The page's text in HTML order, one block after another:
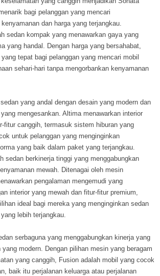
bagi pelanggan yang mencari
dan harga yang terjangkau.
sedan kompak yang menawarkan gaya yang
yang handal. Dengan harga yang bersahabat,
tepat bagi pelanggan yang mencari mobil
sehari-hari tanpa mengorbankan kenyamanan
yang andal dengan desain yang modern dan
mengesankan. Altima menawarkan interior
fitur canggih, termasuk sistem hiburan yang
untuk pelanggan yang menginginkan
yang baik dalam paket yang terjangkau.
sedan berkinerja tinggi yang menggabungkan
mewah. Ditenagai oleh mesin
pengalaman mengemudi yang
interior yang mewah dan fitur-fitur premium,
ideal bagi mereka yang menginginkan sedan
lebih terjangkau.
serbaguna yang menggabungkan kinerja yang
yang modern. Dengan pilihan mesin yang beragam
yang canggih, Fusion adalah mobil yang cocok
baik itu perjalanan keluarga atau perjalanan